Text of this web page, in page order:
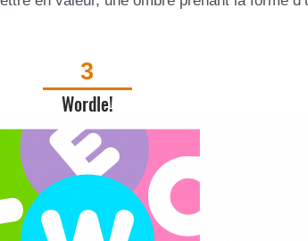
3
Wordle!